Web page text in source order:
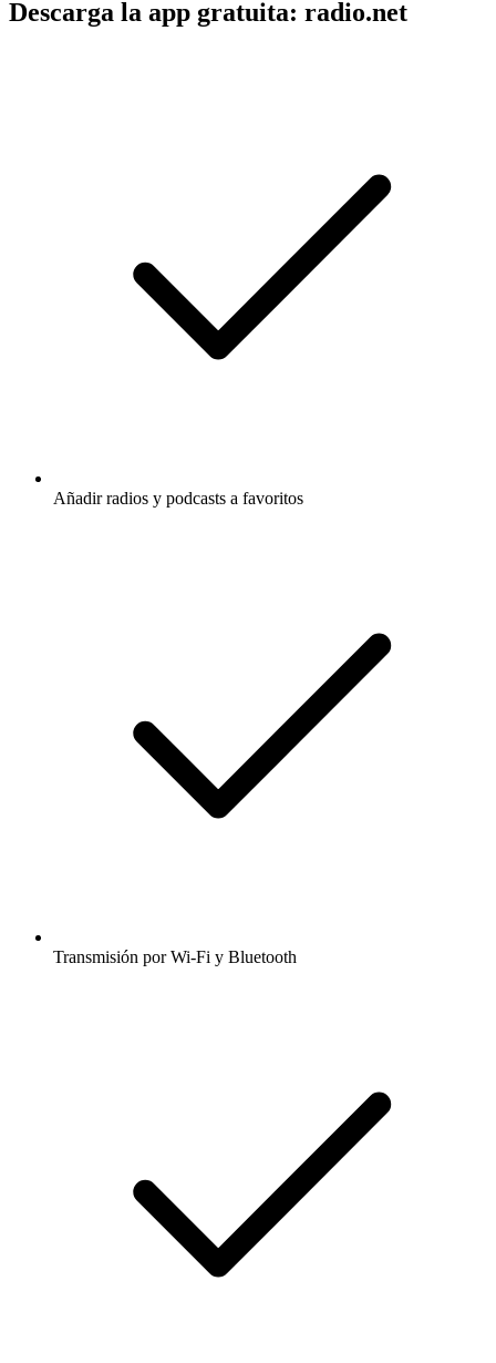
Descarga la app gratuita: radio.net
Añadir radios y podcasts a favoritos
Transmisión por Wi-Fi y Bluetooth